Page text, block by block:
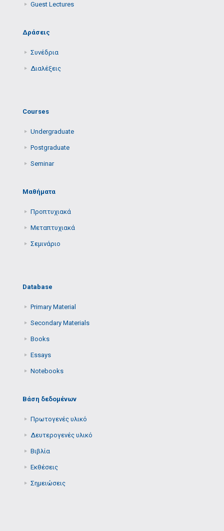
Guest Lectures
Δράσεις
Συνέδρια
Διαλέξεις
Courses
Undergraduate
Postgraduate
Seminar
Μαθήματα
Προπτυχιακά
Μεταπτυχιακά
Σεμινάριο
Database
Primary Μaterial
Secondary Μaterials
Books
Essays
Notebooks
Βάση δεδομένων
Πρωτογενές υλικό
Δευτερογενές υλικό
Βιβλία
Εκθέσεις
Σημειώσεις